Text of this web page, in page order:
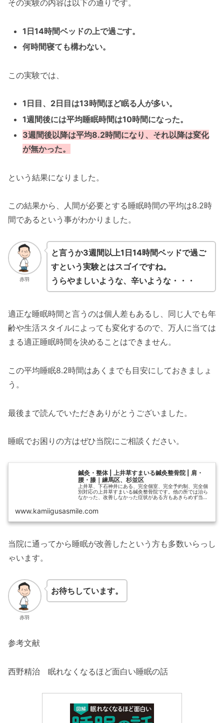
その実験の内容は以下の通りです。
1日14時間ベッドの上で過ごす。
何時間寝ても構わない。
この実験では、
1日目、2日目は13時間ほど眠る人が多い。
1週間後には平均睡眠時間は10時間になった。
3週間後以降は平均8.2時間になり、それ以降は変化
が無かった。
という結果になりました。
この結果から、人間が必要とする睡眠時間の平均は8.2時
間であるという事がわかりました。
赤羽
と言うか3週間以上1日14時間ベッドで過ご
すという実験とはスゴイですね。
うらやましいような、辛いような・・・
適正な睡眠時間と言うのは個人差もあるし、同じ人でも年
齢や生活スタイルによっても変化するので、万人に当ては
まる適正睡眠時間を決めることはできません。
この平均睡眠8.2時間はあくまでも目安にしておきましょ
う。
最後まで読んでいただきありがとうございました。
睡眠でお困りの方はぜひ当院にご相談ください。
鍼灸・整体 | 上井草すまいる鍼灸整骨院 | 肩・
腰・膝｜練馬区、杉並区
上井草、下石神井にある、完全個室、完全予約制、完全個
別対応の上井草すまいる鍼灸整骨院です。他の所では治ら
なかった、改善しなかった症状がある方もあきらめず当院
肩、自律神経、不眠、交通事故等ご相...
www.kamiigusasmile.com
当院に通ってから睡眠が改善したという方も多数いらっし
ゃいます。
赤羽
お待ちしています。
参考文献
西野精治 眠れなくなるほど面白い睡眠の話